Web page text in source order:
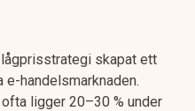
skapat ett
handelsmarknaden.
ligger 20–30 % under